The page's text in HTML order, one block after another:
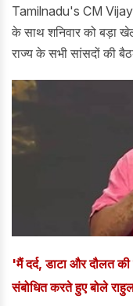
Tamilnadu's CM
के साथ शनिवार को बड़ा
राज्य के सभी सांसदों की
राज्यसभा के हैं।
'मैं दर्द, डाटा और दौलत
संबोधित करते हुए बोले